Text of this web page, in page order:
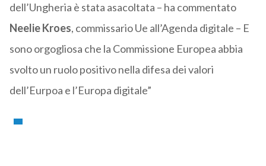
dell’Ungheria è stata asacoltata – ha commentato
Neelie Kroes, commissario Ue all’Agenda digitale – E
sono orgogliosa che la Commissione Europea abbia
svolto un ruolo positivo nella difesa dei valori
dell’Eurpoa e l’Europa digitale”